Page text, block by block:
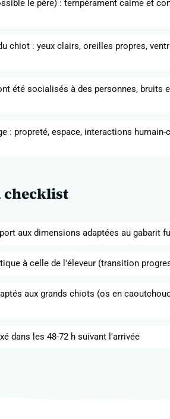
le père) : tempérament calme et
chiot : yeux clairs, oreilles propres,
été socialisés à des personnes, bruits
: propreté, espace, interactions humain-
checklist
aux dimensions adaptées au gabarit
à celle de l'éleveur (transition
aux grands chiots (os en
dans les 48-72 h suivant l'arrivée